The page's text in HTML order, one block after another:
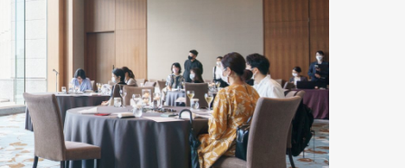
Art&Design Watch
Fashion
Cars Product
Culture
Lifestyle